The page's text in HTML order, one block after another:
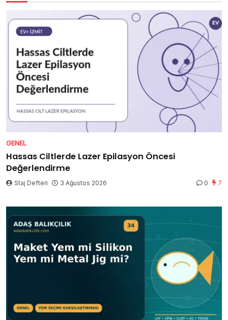
GENEL
Hassas Ciltlerde Lazer Epilasyon Öncesi
Değerlendirme
Staj Defteri 3 Ağustos 2026 0 7